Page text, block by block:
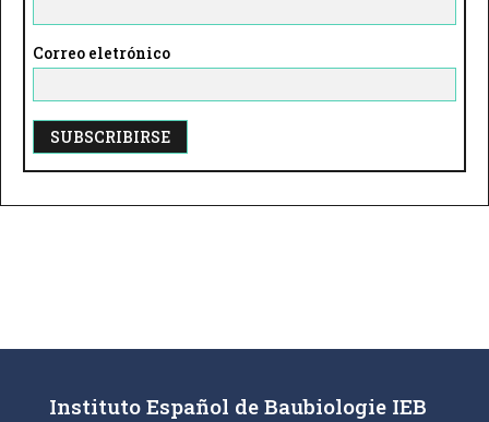
Correo eletrónico
a
Instituto Español de Baubiologie IEB